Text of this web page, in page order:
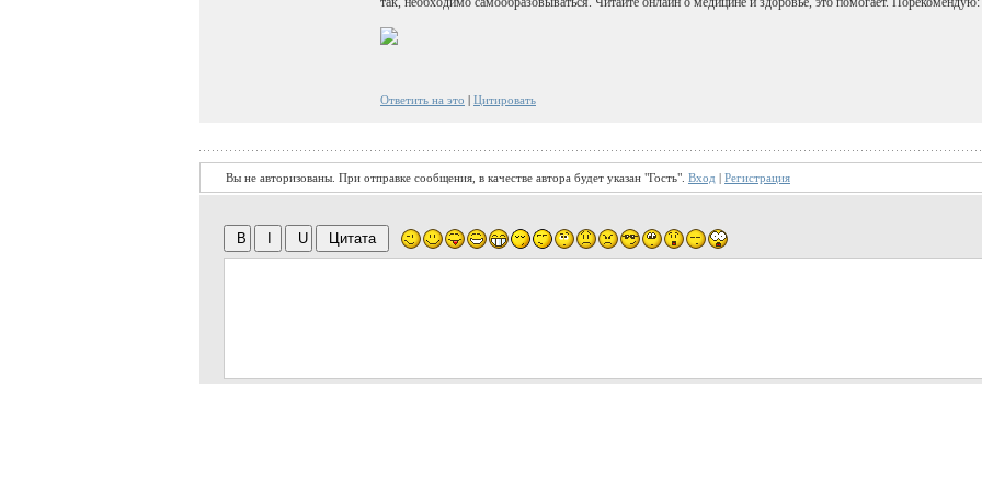
Ответить на это | Цитировать
Вы не авторизованы. При отправке сообщения, в качестве автора будет указан "Гость". Вход | Регистрация